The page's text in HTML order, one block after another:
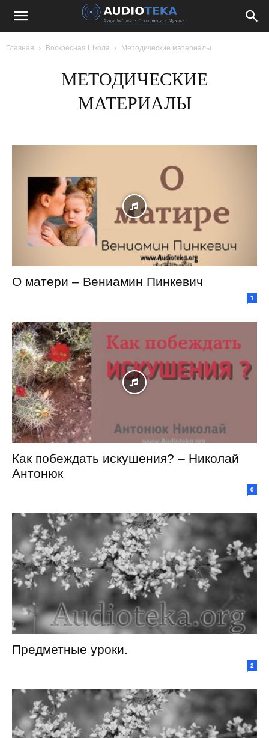
Главная Воскресная Школа Методические материалы
МЕТОДИЧЕСКИЕ
МАТЕРИАЛЫ
О матери – Вениамин Пинкевич
1
Как побеждать искушения? – Николай
Антонюк
0
Предметные уроки.
2